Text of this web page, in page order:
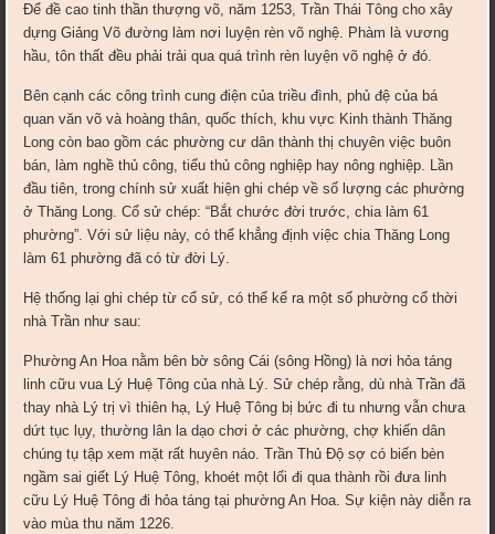
Để đề cao tinh thần thượng võ, năm 1253, Trần Thái Tông cho xây
dựng Giảng Võ đường làm nơi luyện rèn võ nghệ. Phàm là vương
hầu, tôn thất đều phải trải qua quá trình rèn luyện võ nghệ ở đó.
Bên cạnh các công trình cung điện của triều đình, phủ đệ của bá
quan văn võ và hoàng thân, quốc thích, khu vực Kinh thành Thăng
Long còn bao gồm các phường cư dân thành thị chuyên việc buôn
bán, làm nghề thủ công, tiểu thủ công nghiệp hay nông nghiệp. Lần
đầu tiên, trong chính sử xuất hiện ghi chép về số lượng các phường
ở Thăng Long. Cổ sử chép: “Bắt chước đời trước, chia làm 61
phường”. Với sử liệu này, có thể khẳng định việc chia Thăng Long
làm 61 phường đã có từ đời Lý.
Hệ thống lại ghi chép từ cổ sử, có thể kể ra một số phường cổ thời
nhà Trần như sau:
Phường An Hoa nằm bên bờ sông Cái (sông Hồng) là nơi hỏa táng
linh cữu vua Lý Huệ Tông của nhà Lý. Sử chép rằng, dù nhà Trần đã
thay nhà Lý trị vì thiên hạ, Lý Huệ Tông bị bức đi tu nhưng vẫn chưa
dứt tục lụy, thường lân la dạo chơi ở các phường, chợ khiến dân
chúng tụ tập xem mặt rất huyên náo. Trần Thủ Độ sợ có biến bèn
ngầm sai giết Lý Huệ Tông, khoét một lối đi qua thành rồi đưa linh
cữu Lý Huệ Tông đi hỏa táng tại phường An Hoa. Sự kiện này diễn ra
vào mùa thu năm 1226.